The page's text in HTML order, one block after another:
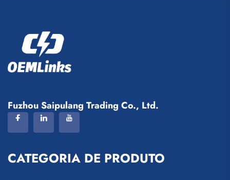
Fuzhou Saipulang Trading Co., Ltd.
CATEGORIA DE PRODUTO